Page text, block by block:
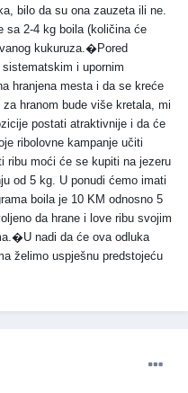
bilo da su ona zauzeta ili ne.
sa 2-4 kg boila (količina će
kukuruza.�Pored
i upornim
hranjena mesta i da se kreće
hranom bude više kretala, mi
postati atraktivnije i da će
ribolovne kampanje učiti
moći će se kupiti na jezeru
od 5 kg. U ponudi ćemo imati
boila je 10 KM odnosno 5
da hrane i love ribu svojim
nadi da će ova odluka
želimo uspješnu predstojeću